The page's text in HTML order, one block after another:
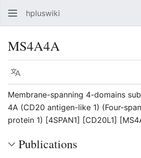
hpluswiki
MS4A4A
Язык
Membrane-spanning 4-domains
4A (CD20 antigen-like 1) (Four-
protein 1) [4SPAN1] [CD20L1]
Publications